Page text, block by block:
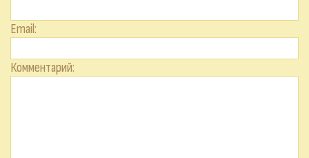
Email:
Комментарий: